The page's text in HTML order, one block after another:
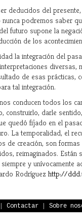
deducidos del
podremos saber
futuro supone la
de los
la integración del
de esas prácticas,
tal integración.
conducen todos los
construirlo, darle
quedó fijado en el
La temporalidad, el
de creación, son
reimaginados.
y unívocamente
Rodríguez http://
Contactar Sobre